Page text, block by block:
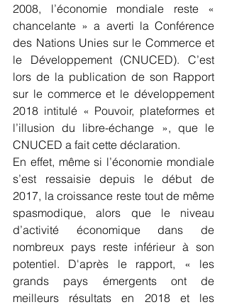
2008, l’économie mondiale reste «
chancelante » a averti la Conférence
des Nations Unies sur le Commerce et
le Développement (CNUCED). C’est
lors de la publication de son Rapport
sur le commerce et le développement
2018 intitulé « Pouvoir, plateformes et
l’illusion du libre-échange », que le
CNUCED a fait cette déclaration.
En effet, même si l’économie mondiale
s’est ressaisie depuis le début de
2017, la croissance reste tout de même
spasmodique, alors que le niveau
d’activité économique dans de
nombreux pays reste inférieur à son
potentiel. D'après le rapport, « les
grands pays émergents ont de
meilleurs résultats en 2018 et les